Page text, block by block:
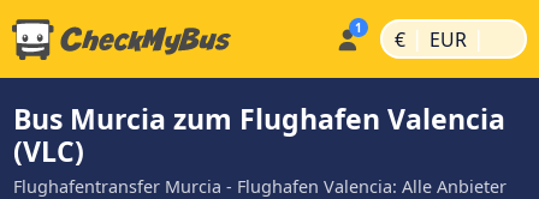
€ | EUR |
Bus Murcia zum Flughafen Valencia
(VLC)
Flughafentransfer Murcia - Flughafen Valencia: Alle Anbieter